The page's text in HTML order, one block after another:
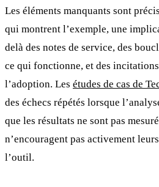
Les éléments manquants sont
qui montrent l’exemple, une
delà des notes de service, des
ce qui fonctionne, et des
l’adoption. Les études de cas de
des échecs répétés lorsque
que les résultats ne sont pas
n’encouragent pas activement
l’outil.